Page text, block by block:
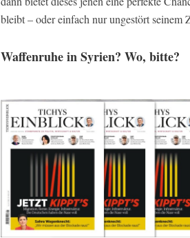
bleibt – oder einfach nur ungestört seinem
Waffenruhe in Syrien? Wo, bitte?